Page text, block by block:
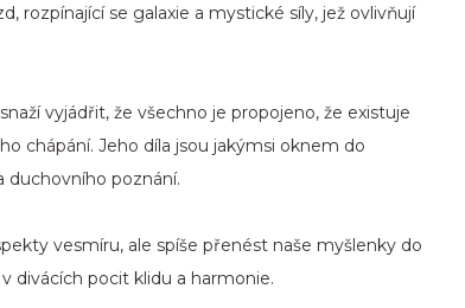
rozpínající se galaxie a mystické síly, jež ovlivňují
vyjádřit, že všechno je propojeno, že existuje
chápání. Jeho díla jsou jakýmsi oknem do
duchovního poznání.
vesmíru, ale spíše přenést naše myšlenky do
divácích pocit klidu a harmonie.